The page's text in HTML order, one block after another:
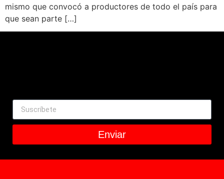
mismo que convocó a productores de todo el país para
que sean parte […]
Enviar